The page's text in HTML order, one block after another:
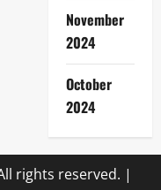
November
2024
October
2024
rights reserved. |